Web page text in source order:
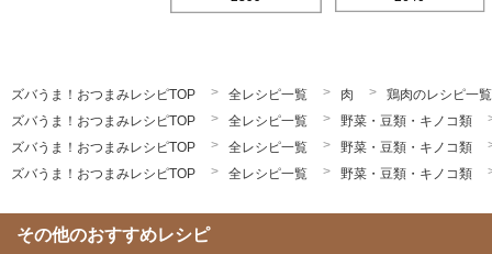
ズバうま！おつまみレシピTOP 全レシピ一覧 肉
鶏肉のレシピ一覧
ズバうま！おつまみレシピTOP
全レシピ一覧
野菜・豆類・キノコ類
ズバうま！おつまみレシピTOP
全レシピ一覧
野菜・豆類・キノコ類
ズバうま！おつまみレシピTOP
全レシピ一覧 野菜・豆類・キノコ類
その他のおすすめレシピ